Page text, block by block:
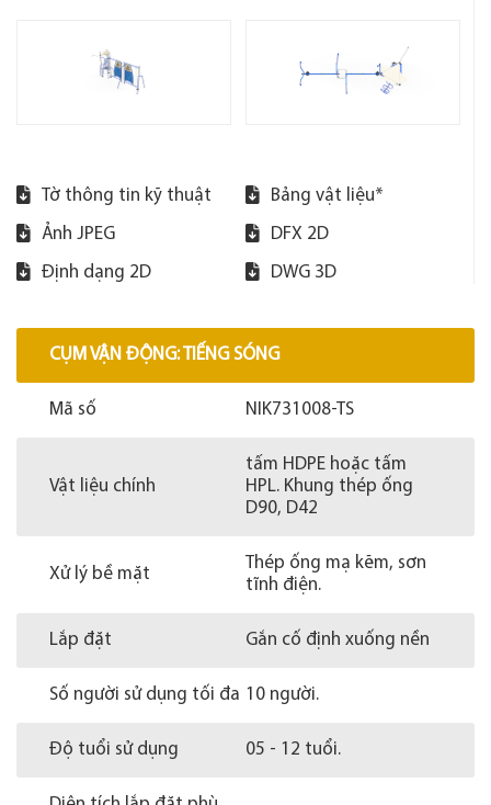
Tờ thông tin kỹ thuật Bảng vật liệu*
Ảnh JPEG DFX 2D
Định dạng 2D DWG 3D
CỤM VẬN ĐỘNG: TIẾNG SÓNG
Mã số NIK731008-TS
Vật liệu chính
tấm HDPE hoặc tấm
HPL. Khung thép ống
D90, D42
Xử lý bề mặt
Thép ống mạ kẽm, sơn
tĩnh điện.
Lắp đặt Gắn cố định xuống nền
Số người sử dụng tối đa 10 người.
Độ tuổi sử dụng 05 - 12 tuổi.